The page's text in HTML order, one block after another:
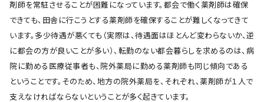
剤師を常駐させることが困難になっています。都会で働く薬剤師は確保
できても、田舎に行こうとする薬剤師を確保することが難しくなってきて
います。多少待遇が悪くても（実際は、待遇面はほとんど変わらないか、逆
に都会の方が良いことが多い）、転勤のない都会暮らしを求めるのは、病
院に勤める医療従事者も、院外薬局に勤める薬剤師も同じ傾向である
ということです。そのため、地方の院外薬局を、それぞれ、薬剤師が１人で
支えなければならないということが多く起きています。